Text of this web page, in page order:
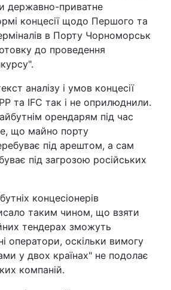
державно-приватне
концесії щодо Першого та
в Порту Чорноморськ
до проведення
аналізу і умов концесії
та IFC так і не оприлюднили.
орендарям під час
що майно порту
під арештом, а сам
під загрозою російських
концесіонерів
таким чином, що взяти
тендерах зможуть
оператори, оскільки вимогу
у двох країнах" не подолає
компаній.